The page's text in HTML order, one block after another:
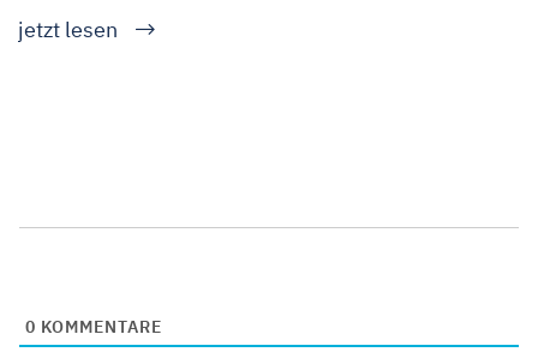
jetzt lesen
0 KOMMENTARE